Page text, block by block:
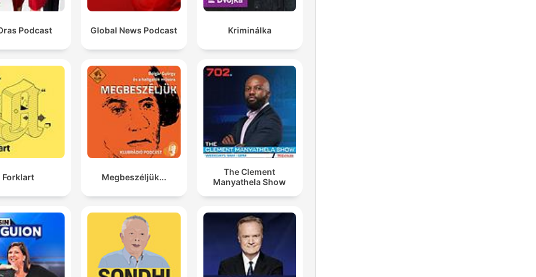
Podcast Global News Podcast Kriminálka
Forklart Megbeszéljük...
The Clement
Manyathela Show